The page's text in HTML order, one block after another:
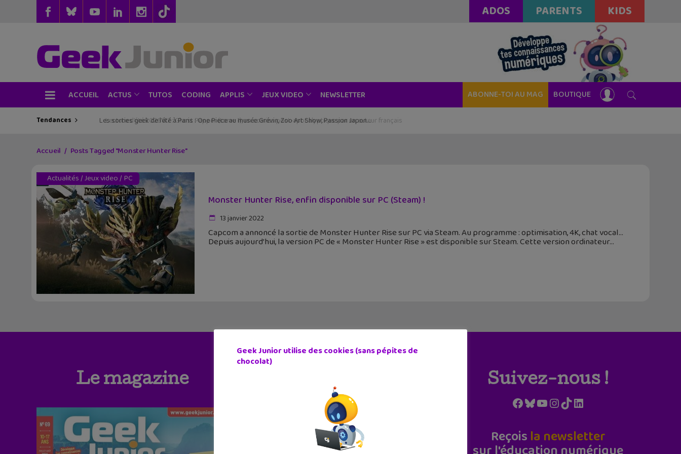
ADOS PARENTS KIDS
ACCUEIL ACTUS TUTOS CODING APPLIS JEUX VIDEO NEWSLETTER ABONNE-TOI AU MAG BOUTIQUE
Tendances Les sorties geek de l’été à Paris : One Piece au musée Grévin, Zoo Art Show, Passion Japon…
Accueil Posts Tagged "Monster Hunter Rise"
Actualités/Jeux video/ PC
Monster Hunter Rise, enfin disponible sur PC (Steam) !
13 janvier 2022
Capcom a annoncé la sortie de Monster Hunter Rise sur PC via Steam. Au programme : optimisation, 4K, chat vocal…
Depuis aujourd’hui, la version PC de « Monster Hunter Rise » est disponible sur Steam. Cette version ordinateur
Le magazine Suivez-nous !
Facebook
Bluesky
YouTube
Instagram
TikTokLinkedIn
Reçois la newsletter
Geek Junior utilise des cookies (sans pépites de
chocolat)